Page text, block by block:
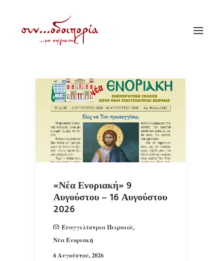
ΘΕΜΑΤΟΛΟΓΙΑ
ΑΝΑΚΟΙΝΩΣΕΙΣ
ΕΝΟΡΙΑ ΕΝ ΔΡΑΣΕΙ
ΕΥΑΓΓΕΛΙΣΤΡΙΑ ΠΕΙΡΑΙΏΣ
ΠΑΛΑΙΑ ΣΥΝΟΔΟΙΠΟΡΙΑ
ΕΠΙΚΟΙΝΩΝΙΑ
«Νέα Ενοριακή» 9
Αυγούστου – 16 Αυγούστου
2026
Ευαγγελίστρια Πειραιώς,
Νέα Ενοριακή
6 Αυγούστου, 2026